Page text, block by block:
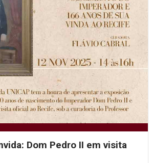
Dom Pedro II em visita